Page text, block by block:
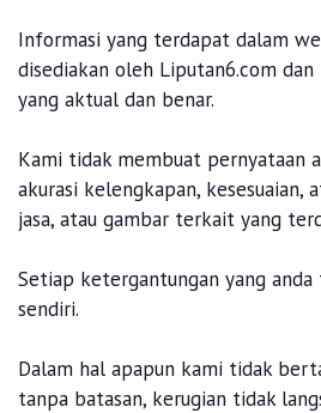
Informasi yang terdapat dalam
disediakan oleh Liputan6.com
yang aktual dan benar.
Kami tidak membuat pernyataan
akurasi kelengkapan,
jasa, atau gambar terkait yang
Setiap ketergantungan yang
sendiri.
Dalam hal apapun kami tidak
tanpa batasan, kerugian tidak